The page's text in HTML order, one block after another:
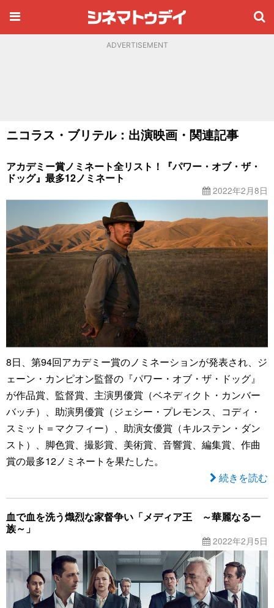
ADVERTISEMENT
ニコラス・ブリテル：出演映画・関連記事
アカデミー賞ノミネート全リスト！『パワー・オブ・ザ・
ドッグ』最多12ノミネート
2022年2月8日
8日、第94回アカデミー賞のノミネーションが発表され、ジ
ェーン・カンピオン監督の『パワー・オブ・ザ・ドッグ』
が作品賞、監督賞、主演男優賞（ベネディクト・カンバー
バッチ）、助演男優賞（ジェシー・プレモンス、コディ・
スミット＝マクフィー）、助演女優賞（キルステン・ダン
スト）、脚色賞、撮影賞、美術賞、音響賞、編集賞、作曲
賞の最多12ノミネートを果たした。
続きを読む
血で血を洗う熾烈な家督争い「メディア王 ～華麗なる一
族～」
2022年2月5日